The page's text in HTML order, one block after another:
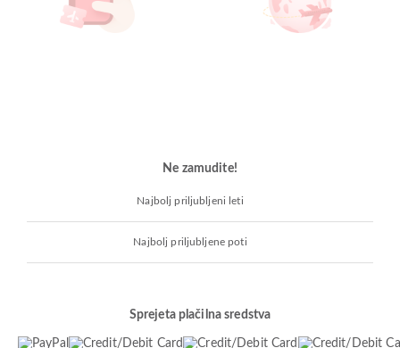
Ne zamudite!
Najbolj priljubljeni leti
Najbolj priljubljene poti
Sprejeta plačilna sredstva